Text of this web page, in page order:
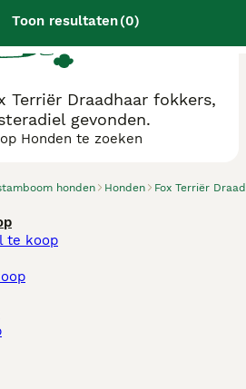
Toon resultaten(0)
honden Honden Fox Terriër
Terriër Draadhaar fokkers,
gevonden.
Honden te zoeken
te koop